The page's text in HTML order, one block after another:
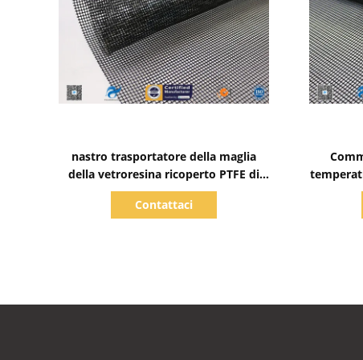
nastro trasportatore della maglia
della vetroresina ricoperto PTFE di
4*4mm per la macchina di industria
Contattaci
della